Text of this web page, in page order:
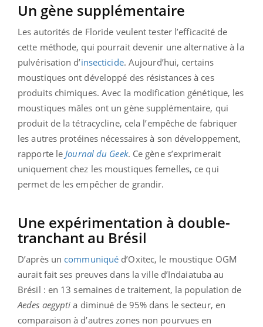
Un gène supplémentaire
Les autorités de Floride veulent tester l’efficacité de
cette méthode, qui pourrait devenir une alternative à la
pulvérisation d’insecticide. Aujourd’hui, certains
moustiques ont développé des résistances à ces
produits chimiques. Avec la modification génétique, les
moustiques mâles ont un gène supplémentaire, qui
produit de la tétracycline, cela l’empêche de fabriquer
les autres protéines nécessaires à son développement,
rapporte le Journal du Geek. Ce gène s’exprimerait
uniquement chez les moustiques femelles, ce qui
permet de les empêcher de grandir.
Une expérimentation à double-
tranchant au Brésil
D’après un communiqué d’Oxitec, le moustique OGM
aurait fait ses preuves dans la ville d’Indaiatuba au
Brésil : en 13 semaines de traitement, la population de
Aedes aegyptia diminué de 95% dans le secteur, en
comparaison à d’autres zones non pourvues en